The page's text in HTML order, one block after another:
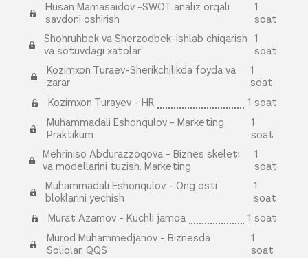
Husan Mamasaidov -SWOT analiz orqali
savdoni oshirish
1
soat
Shohruhbek va Sherzodbek-Ishlab chiqarish
va sotuvdagi xatolar
1
soat
Kozimxon Turaev-Sherikchilikda foyda va
zarar
1
soat
Kozimxon Turayev - HR
1 soat
Muhammadali Eshonqulov - Marketing
Praktikum
1
soat
Mehriniso Abdurazzoqova - Biznes skeleti
va modellarini tuzish. Marketing
1
soat
Muhammadali Eshonqulov - Ong osti
bloklarini yechish
1
soat
Murat Azamov - Kuchli jamoa
1 soat
Murod Muhammedjanov - Biznesda
Soliqlar. QQS
1
soat